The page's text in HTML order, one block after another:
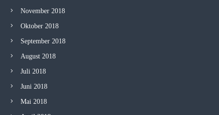
November 2018
Oktober 2018
September 2018
August 2018
Juli 2018
Juni 2018
Mai 2018